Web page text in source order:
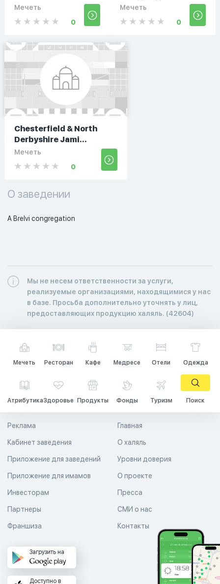
Мечеть
0
Мечеть
0
Chesterfield & North
Derbyshire Jami...
Мечеть
0
О заведении
A Brelvi congregation
Мы не несем ответственности за услуги,
реализуемые организациями, находящимися у нас
в базе. Просьба дополнительно уточнять у лиц,
предоставляющих продукцию халяль. (42604)
Мечеть Ресторан Кафе Медресе Отели Одежда
АтрибутикаЗдоровье Продукты Фонды Туризм Поиск
Главная
О халяль
Уровни доверия
Реклама
Кабинет заведения
Приложение для заведений
Приложение для имамов О проекте
Пресса
СМИ о нас
Контакты
Инвесторам
Партнеры
Франшиза
Загрузить на
Доступно в